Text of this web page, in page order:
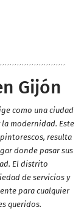
Gijón
como una ciudad
modernidad. Este
resulta
donde pasar sus
El distrito
de servicios y
para cualquier
queridos.